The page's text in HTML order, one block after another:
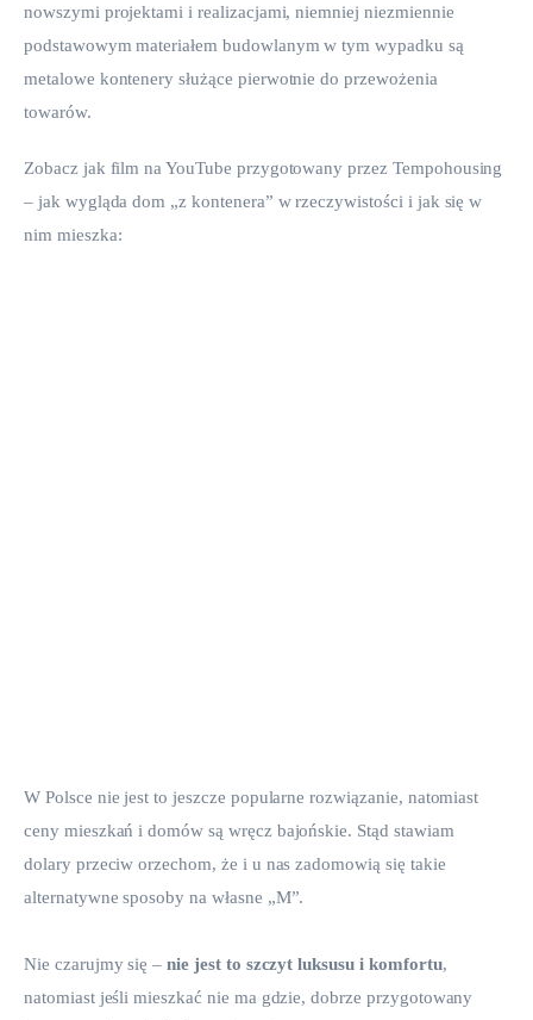
nowszymi projektami i realizacjami, niemniej niezmiennie
podstawowym materiałem budowlanym w tym wypadku są
metalowe kontenery służące pierwotnie do przewożenia
towarów.
Zobacz jak film na YouTube przygotowany przez Tempohousing
– jak wygląda dom „z kontenera” w rzeczywistości i jak się w
nim mieszka:
W Polsce nie jest to jeszcze popularne rozwiązanie, natomiast
ceny mieszkań i domów są wręcz bajońskie. Stąd stawiam
dolary przeciw orzechom, że i u nas zadomowią się takie
alternatywne sposoby na własne „M”.
Nie czarujmy się – nie jest to szczyt luksusu i komfortu,
natomiast jeśli mieszkać nie ma gdzie, dobrze przygotowany